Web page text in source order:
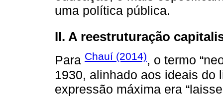
uma política pública.
II. A reestruturação
Para Chauí (2014), o termo
1930, alinhado aos ideais do
expressão máxima era